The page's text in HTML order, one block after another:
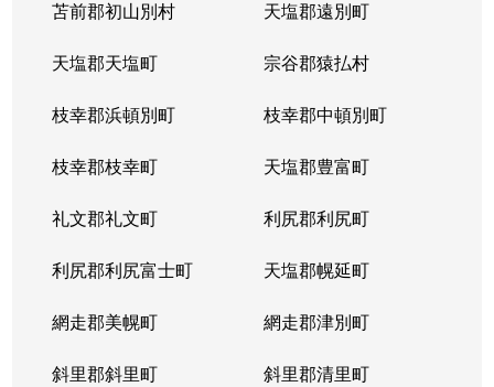
苫前郡初山別村 天塩郡遠別町
天塩郡天塩町 宗谷郡猿払村
枝幸郡浜頓別町 枝幸郡中頓別町
枝幸郡枝幸町 天塩郡豊富町
礼文郡礼文町 利尻郡利尻町
利尻郡利尻富士町 天塩郡幌延町
網走郡美幌町 網走郡津別町
斜里郡斜里町 斜里郡清里町